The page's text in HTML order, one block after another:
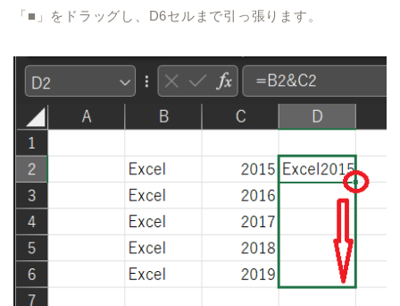
「■」をドラッグし、 D6セルまで引っ張ります。